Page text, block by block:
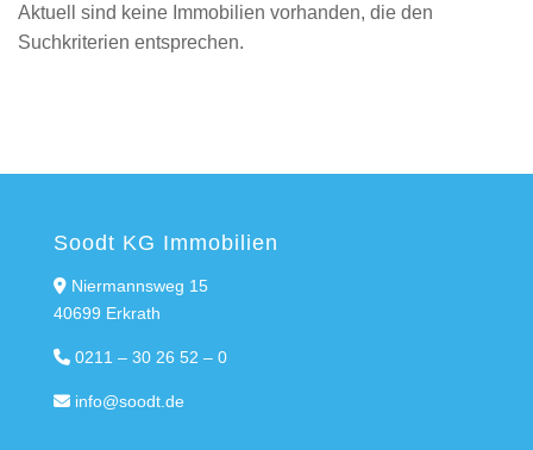
Aktuell sind keine Immobilien vorhanden, die den
Suchkriterien entsprechen.
Soodt KG Immobilien
Niermannsweg 15
40699 Erkrath
0211 – 30 26 52 – 0
info@soodt.de